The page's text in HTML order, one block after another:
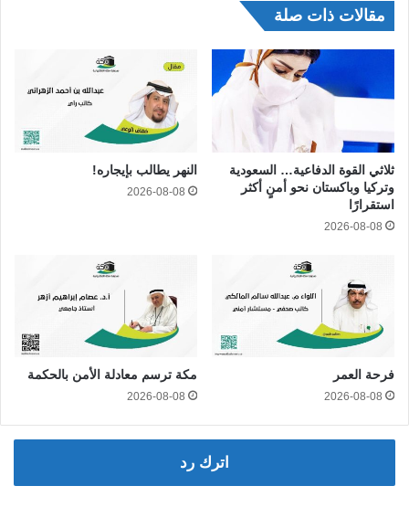
مقالات ذات صلة
ثلاثي القوة الدفاعية… السعودية
وتركيا وباكستان نحو أمنٍ أكثر
استقرارًا
2026-08-08
النهر يطالب بإيجاره!
2026-08-08
فرحة العمر
2026-08-08
مكة ترسم معادلة الأمن بالحكمة
2026-08-08
اترك رد